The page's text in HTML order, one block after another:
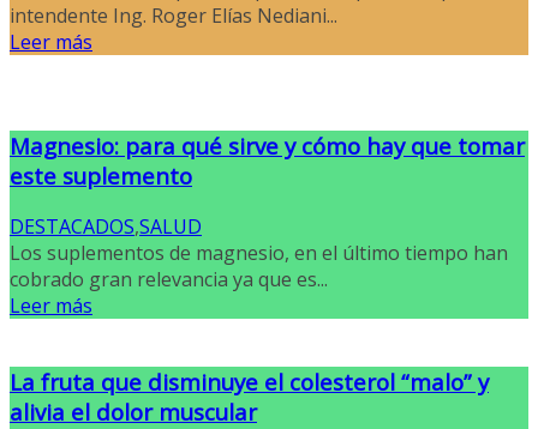
intendente Ing. Roger Elías Nediani...
Leer más
Magnesio: para qué sirve y cómo hay que tomar
este suplemento
DESTACADOS,SALUD
Los suplementos de magnesio, en el último tiempo han
cobrado gran relevancia ya que es...
Leer más
La fruta que disminuye el colesterol “malo” y
alivia el dolor muscular